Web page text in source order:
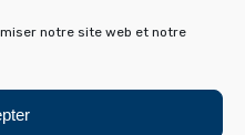
notre site web et notre
PARTENAIRES